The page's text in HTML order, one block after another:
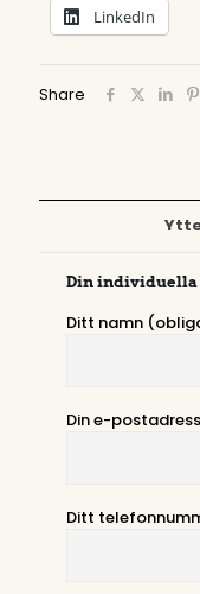
LinkedIn
Share
Din individuella
Ditt namn
Din e-
Ditt